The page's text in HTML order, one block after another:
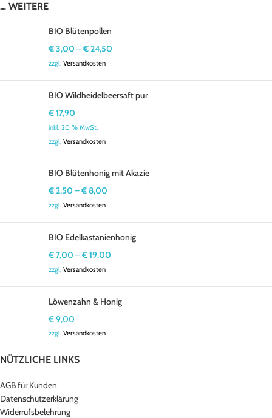
… WEITERE
BIO Blütenpollen
€3,00 –€24,50
zzgl. Versandkosten
BIO Wildheidelbeersaft pur
€17,90
inkl. 20 % MwSt.
zzgl. Versandkosten
BIO Blütenhonig mit Akazie
€2,50 –€8,00
zzgl. Versandkosten
BIO Edelkastanienhonig
€7,00 –€19,00
zzgl. Versandkosten
Löwenzahn & Honig
€9,00
zzgl. Versandkosten
NÜTZLICHE LINKS
AGB für Kunden
Datenschutzerklärung
Widerrufsbelehrung